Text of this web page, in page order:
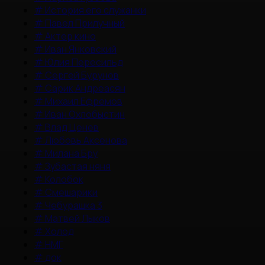
# История его служанки
# Павел Прилучный
#Актер кино
# Иван Янковский
# Юлия Пересильд
# Сергей Бурунов
# Сарик Андреасян
# Михаил Ефремов
# Иван Охлобыстин
# Влад Ценев
#Любовь Аксенова
# Милана Бру
#Зубастая няня
# Колобок
# Смешарики
# Чебурашка 3
# Матвей Лыков
#Холод
# НМГ
# док